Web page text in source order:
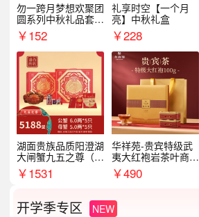
勿一跨月梦想欢聚团
圆系列中秋礼品套装
企业送客户商务伴手
礼
￥152
礼享时空【一个月
亮】中秋礼盒
￥228
湖面贵族品质阳澄湖
大闸蟹九五之尊（卡
券）5188型
￥1531
华祥苑-贵宾特级武
夷大红袍岩茶叶商务
礼盒中秋节送长辈1
00g
￥490
开学季专区 NEW